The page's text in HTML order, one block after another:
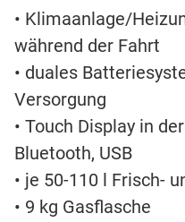
• Klimaanlage/
während der Fahrt
• duales
Versorgung
• Touch Display in
Bluetooth, USB
• je 50-110 l Frisch-
• 9 kg Gasflasche